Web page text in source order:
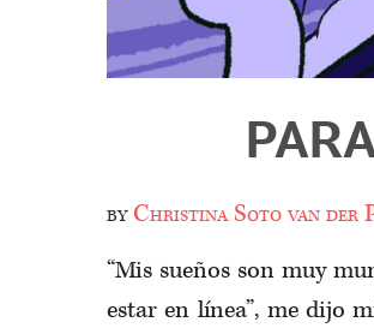
byChristina Soto van der
“Mis sueños son muy
estar en línea”, me dijo